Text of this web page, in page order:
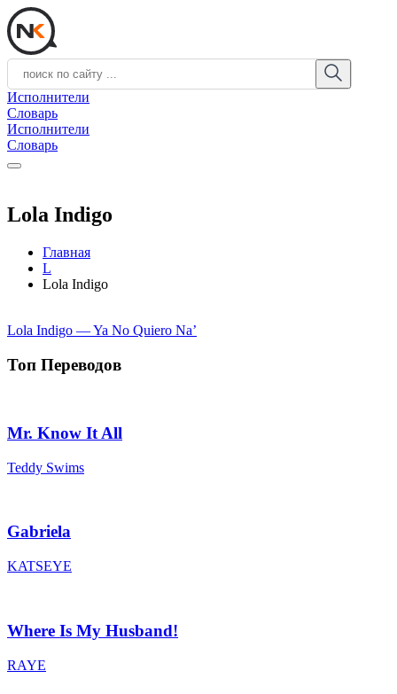
Исполнители
Словарь
Исполнители
Словарь
Lola Indigo
Главная
L
Lola Indigo
Lola Indigo — Ya No Quiero Na’
Топ Переводов
Mr. Know It All
Teddy Swims
Gabriela
KATSEYE
Where Is My Husband!
RAYE